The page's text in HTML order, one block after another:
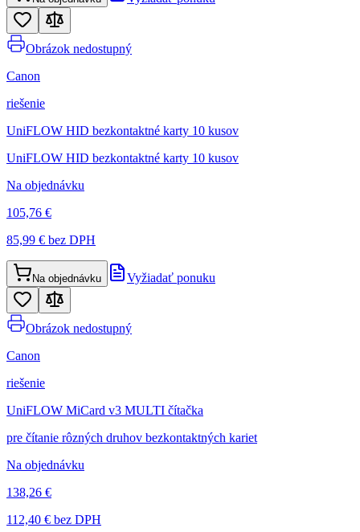
Obrázok nedostupný
Canon
riešenie
UniFLOW HID bezkontaktné karty 10 kusov
UniFLOW HID bezkontaktné karty 10 kusov
Na objednávku
105,76 €
85,99 € bez DPH
Na objednávku Vyžiadať ponuku
Obrázok nedostupný
Canon
riešenie
UniFLOW MiCard v3 MULTI čítačka
pre čítanie rôzných druhov bezkontaktných kariet
Na objednávku
138,26 €
112,40 € bez DPH